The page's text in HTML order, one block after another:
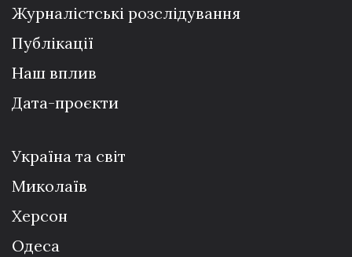
Журналістські розслідування
Публікації
Наш вплив
Дата-проєкти
Україна та світ
Миколаїв
Херсон
Одеса